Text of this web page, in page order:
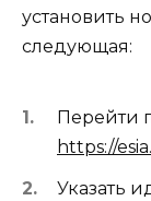
установить
следующая:
Перейти
https://
Указать